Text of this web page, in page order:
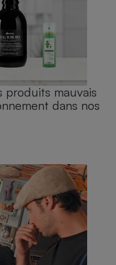
produits mauvais
dans nos